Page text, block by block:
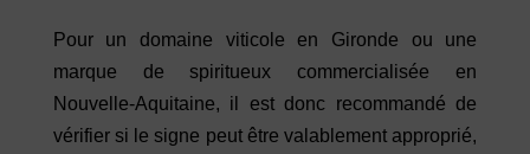
Pour un domaine viticole en Gironde ou une
marque de spiritueux commercialisée en
Nouvelle-Aquitaine, il est donc recommandé de
vérifier si le signe peut être valablement approprié,